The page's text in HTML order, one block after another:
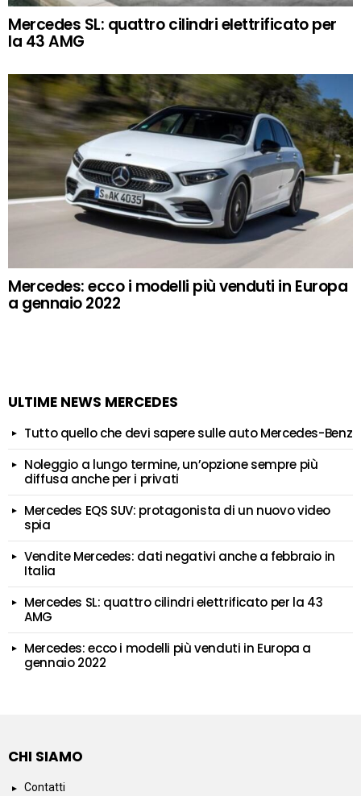
Mercedes SL: quattro cilindri elettrificato per
la 43 AMG
Mercedes: ecco i modelli più venduti in Europa
a gennaio 2022
ULTIME NEWS MERCEDES
Tutto quello che devi sapere sulle auto Mercedes-Benz
Noleggio a lungo termine, un’opzione sempre più
diffusa anche per i privati
Mercedes EQS SUV: protagonista di un nuovo video
spia
Vendite Mercedes: dati negativi anche a febbraio in
Italia
Mercedes SL: quattro cilindri elettrificato per la 43
AMG
Mercedes: ecco i modelli più venduti in Europa a
gennaio 2022
CHI SIAMO
Contatti